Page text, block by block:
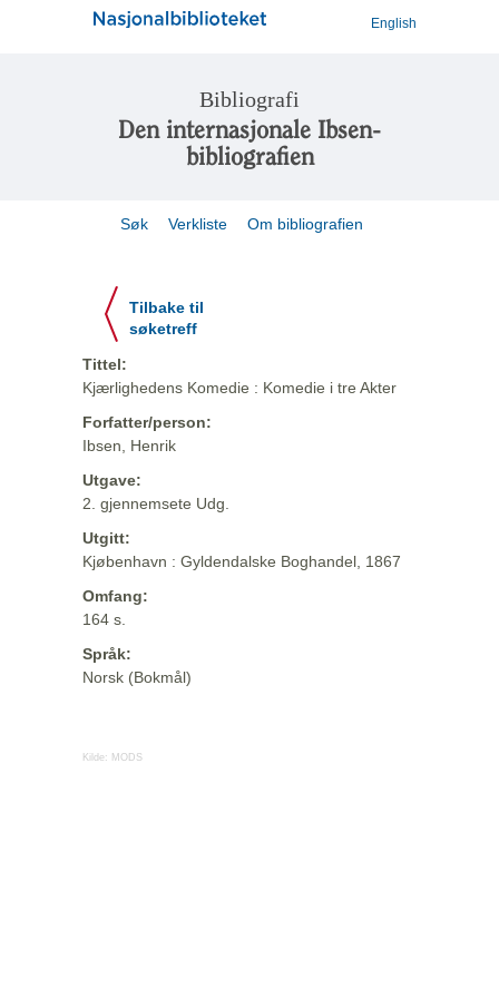
English
Bibliografi
Den internasjonale Ibsen-
bibliografien
Søk Verkliste Om bibliografien
Tilbake til
søketreff
Tittel:
Kjærlighedens Komedie : Komedie i tre Akter
Forfatter/person:
Ibsen, Henrik
Utgave:
2. gjennemsete Udg.
Utgitt:
Kjøbenhavn : Gyldendalske Boghandel, 1867
Omfang:
164 s.
Språk:
Norsk (Bokmål)
Kilde: MODS